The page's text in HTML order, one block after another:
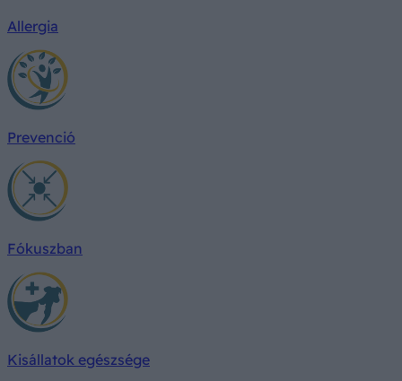
Allergia
Prevenció
Fókuszban
Kisállatok egészsége